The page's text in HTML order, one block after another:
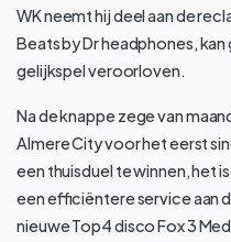
WK neemt hij deel aan de
Beats by Dr headphones,
gelijkspel veroorloven.
Na de knappe zege van
Almere City voor het eerst
een thuisduel te winnen, het
een efficiëntere service aan
nieuwe Top4 disco Fox 3